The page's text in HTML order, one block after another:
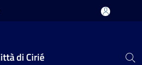
di Cirié